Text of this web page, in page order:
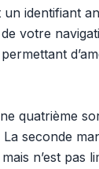
identifiant
votre
quatrième
seconde
n’est pas